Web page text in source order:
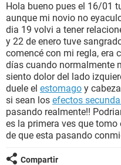
BIENESTAR
SEXUALIDAD
GLOSARIO
Hola bueno pues el 16/01
aunque mi novio no
dia 19 volvi a tener
y 22 de enero tuve
comencé con mi regla, era
días cuando normalmente
siento dolor del lado
duele el estomago y
si sean los efectos
pasando realmente!!
es la primera ves que
de que esta pasando
Compartir